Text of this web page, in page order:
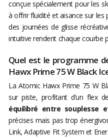
conçue spécialement pour les
à offrir fluidité et aisance sur les
des journées de glisse
intuitive rendent chaque courbe
Quel est le programme
Hawx Prime 75 W Black
La Atomic Hawx Prime 75 W
sur piste, profitant d’un flex
équilibré entre souplesse
précises mais pas trop
Link, Adaptive Fit System et